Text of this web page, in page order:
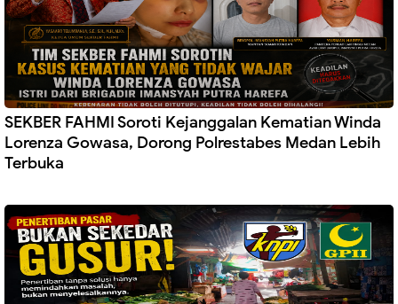
SEKBER FAHMI Soroti Kejanggalan Kematian Winda
Lorenza Gowasa, Dorong Polrestabes Medan Lebih
Terbuka